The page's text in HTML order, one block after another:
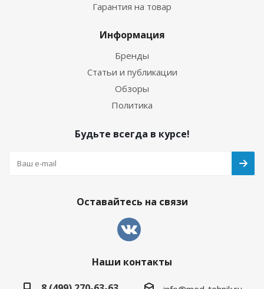
Гарантия на товар
Информация
Бренды
Статьи и публикации
Обзоры
Политика
Будьте всегда в курсе!
Оставайтесь на связи
Наши контакты